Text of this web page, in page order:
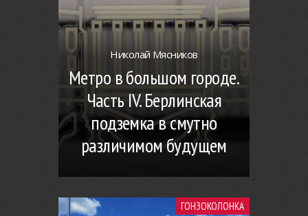
Николай Мясников
Метро в большом городе.
Часть IV. Берлинская
подземка в смутно
различимом будущем
ГОНЗОКОЛОНКА